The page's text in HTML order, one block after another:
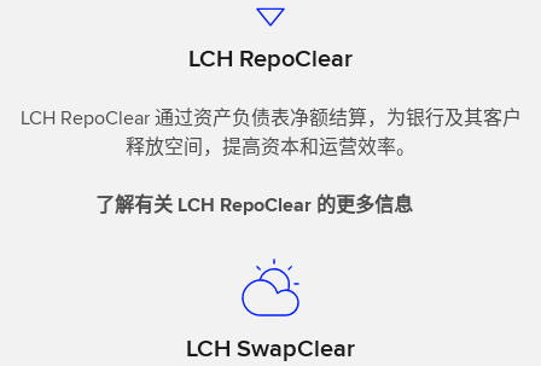
LCH RepoClear
LCH RepoClear 通过资产负债表净额结算，为银行及其客户
释放空间，提高资本和运营效率。
了解有关 LCH RepoClear 的更多信息
LCH SwapClear